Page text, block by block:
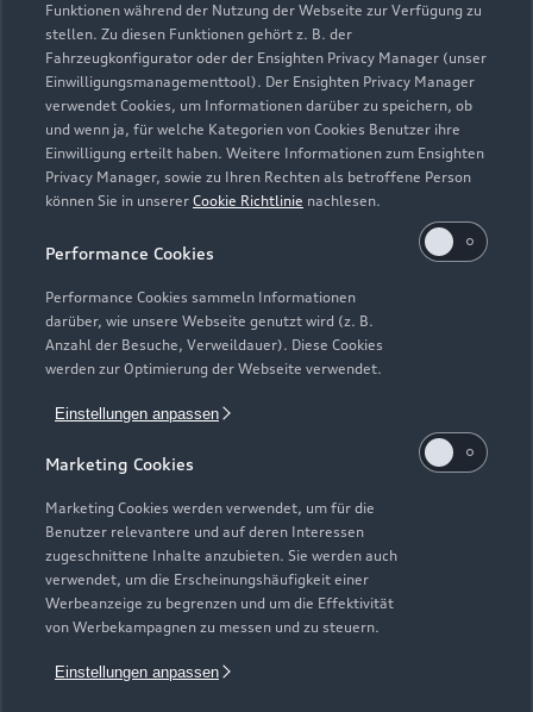
Funktionen während der Nutzung der Webseite zur Verfügung zu
stellen. Zu diesen Funktionen gehört z. B. der
Fahrzeugkonfigurator oder der Ensighten Privacy Manager (unser
Einwilligungsmanagementtool). Der Ensighten Privacy Manager
verwendet Cookies, um Informationen darüber zu speichern, ob
und wenn ja, für welche Kategorien von Cookies Benutzer ihre
Einwilligung erteilt haben. Weitere Informationen zum Ensighten
Privacy Manager, sowie zu Ihren Rechten als betroffene Person
können Sie in unserer Cookie Richtlinie nachlesen.
Performance Cookies
Performance Cookies sammeln Informationen
darüber, wie unsere Webseite genutzt wird (z. B.
Anzahl der Besuche, Verweildauer). Diese Cookies
werden zur Optimierung der Webseite verwendet.
Einstellungen anpassen
Marketing Cookies
Marketing Cookies werden verwendet, um für die
Benutzer relevantere und auf deren Interessen
zugeschnittene Inhalte anzubieten. Sie werden auch
verwendet, um die Erscheinungshäufigkeit einer
Werbeanzeige zu begrenzen und um die Effektivität
von Werbekampagnen zu messen und zu steuern.
Einstellungen anpassen
Zurück nach oben
Modelle
Elektromodelle
Plug-in-Hybride
Neuwagensuche
Gebrauchtwagensuche
Geschäftskunden
Service & Zubehör
Saisonale Angebote
Audi Services
Garantie
Audi digital services
myAudi
Support
Audi Code
Häufige Fragen (FAQ)
Audi Online Beratung
Online-Terminvereinbarung
Über Audi
Unternehmen
Karriere
Investor Relations
© 2026 AUDI AG. Alle Rechte vorbehalten
Impressum Rechtliches